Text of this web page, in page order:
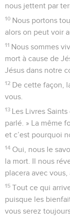
nous jettent par
10 Nous portons
alors on peut voir
11 Nous sommes
mort à cause de
Jésus dans notre
12 De cette façon,
vous.
13 Les Livres Saints
parlé. » La même
et c’est pourquoi
14 Oui, nous le
la mort. Il nous
placera avec vous,
15 Tout ce qui
puisque les
vous serez